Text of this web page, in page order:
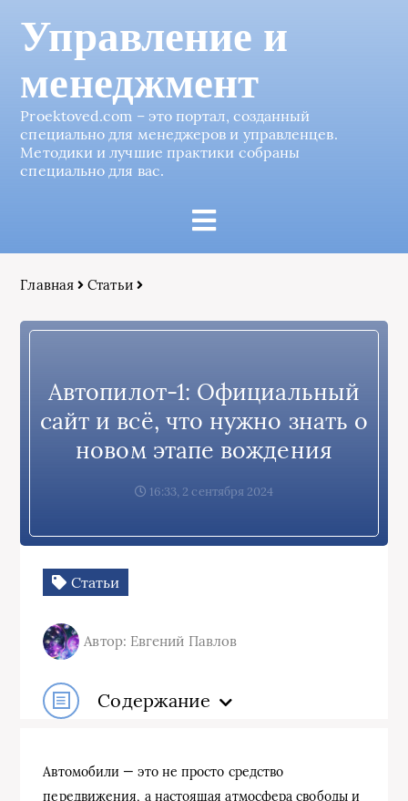
Управление и
менеджмент
Proektoved.com – это портал, созданный
специально для менеджеров и управленцев.
Методики и лучшие практики собраны
специально для вас.
Главная Статьи
Автопилот-1: Официальный
сайт и всё, что нужно знать о
новом этапе вождения
16:33, 2 сентября 2024
Статьи
Автор: Евгений Павлов
Содержание
Автомобили — это не просто средство
передвижения, а настоящая атмосфера свободы и